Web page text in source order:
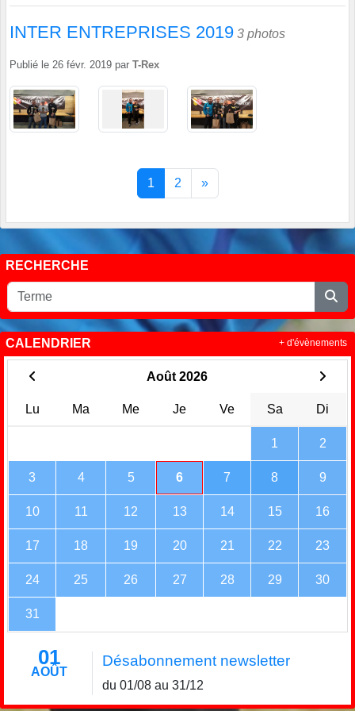
INTER ENTREPRISES 2019 3 photos
Publié le 26 févr. 2019 par T-Rex
1 2 »
RECHERCHE
CALENDRIER
Août 2026
Lu Ma Me Je Ve Sa Di
1 2
3 4 5 6 7 8 9
10 11 12 13 14 15 16
17 18 19 20 21 22 23
24 25 26 27 28 29 30
31
01
AOÛT
Désabonnement newsletter
du 01/08 au 31/12
+ d'évènements